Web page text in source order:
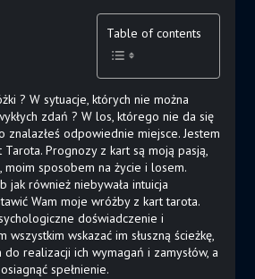
Table of contents
? W sytuacje, których nie można
zdań ? W los, którego nie da się
znalazłeś odpowiednie miejsce. Jestem
Prognozy z kart są moją pasją,
moim sposobem na życie i losem.
jak również niebywała intuicja
Wam moje wróżby z kart tarota.
doświadczenie i
wszystkim wskazać im słuszną ścieżkę,
realizacji ich wymagań i zamysłów, a
spełnienie.